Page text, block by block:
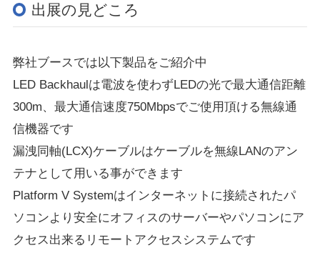
出展の見どころ
弊社ブースでは以下製品をご紹介中
LED Backhaulは電波を使わずLEDの光で最大通信距離
300m、最大通信速度750Mbpsでご使用頂ける無線通
信機器です
漏洩同軸(LCX)ケーブルはケーブルを無線LANのアン
テナとして用いる事ができます
Platform V Systemはインターネットに接続されたパ
ソコンより安全にオフィスのサーバーやパソコンにア
クセス出来るリモートアクセスシステムです